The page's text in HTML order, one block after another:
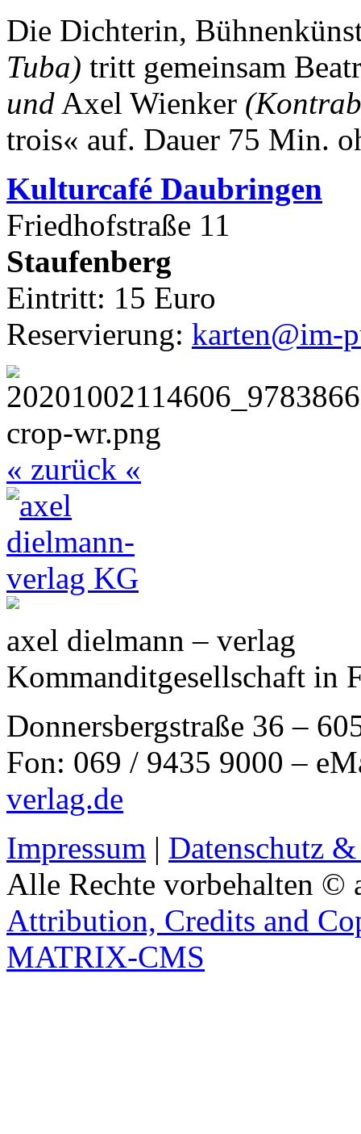
Die Dichterin,
Tuba) tritt gemeinsam
und Axel Wienker
trois« auf. Dauer 75 Min.
Kulturcafé Daubringen
Friedhofstraße 11
Staufenberg
Eintritt: 15 Euro
Reservierung: karten@im-
« zurück «
axel dielmann – verlag
Kommanditgesellschaft in
Donnersbergstraße 36 –
Fon: 069 / 9435 9000 –
verlag.de
Impressum | Datenschutz
Alle Rechte vorbehalten ©
Attribution, Credits and
MATRIX-CMS